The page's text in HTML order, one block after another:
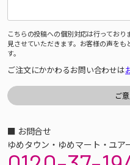
こちらの投稿への個別対応は行ってお
見させていただきます。お客様の声をも
す。
ご注文にかかわるお問い合わせは
■ お問合せ
ゆめタウン・ゆめマート・ユア